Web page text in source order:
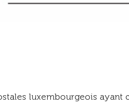
luxembourgeois ayant